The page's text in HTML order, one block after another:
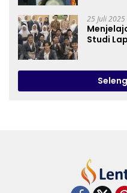
25 Juli 2025
Studi